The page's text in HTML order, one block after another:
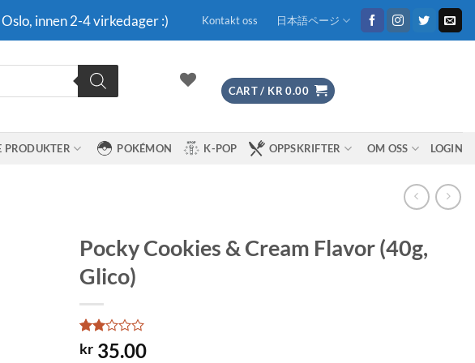
innen 2-4 virkedager :) Kontakt oss 日本語ページ
CART / KR 0.00
PRODUKTER POKÉMON K-POP OPPSKRIFTER OM OSS LOGIN
Pocky Cookies & Cream Flavor (40g,
Glico)
Rated
2
1
kr35.00